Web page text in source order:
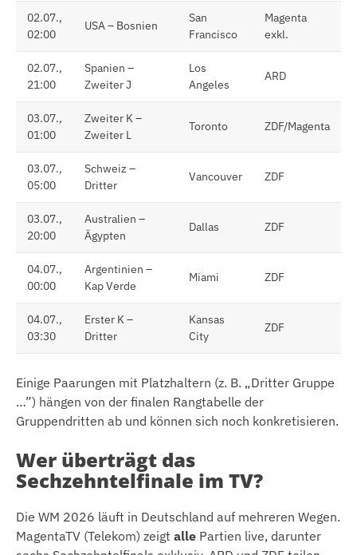
02.07.,
02:00
USA – Bosnien
San
Francisco
Magenta
exkl.
02.07.,
21:00
Spanien –
Zweiter J
Los
Angeles
ARD
03.07.,
01:00
Zweiter K –
Zweiter L
Toronto ZDF/Magenta
03.07.,
05:00
Schweiz –
Dritter
Vancouver ZDF
03.07.,
20:00
Australien –
Ägypten
Dallas ZDF
04.07.,
00:00
Argentinien –
Kap Verde
Miami ZDF
04.07.,
03:30
Erster K –
Dritter
Kansas
City
ZDF
Einige Paarungen mit Platzhaltern (z. B. „Dritter Gruppe
…”) hängen von der finalen Rangtabelle der
Gruppendritten ab und können sich noch konkretisieren.
Wer überträgt das
Sechzehntelfinale im TV?
Die WM 2026 läuft in Deutschland auf mehreren Wegen.
MagentaTV (Telekom) zeigt alle Partien live, darunter